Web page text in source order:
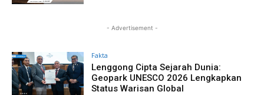
- Advertisement -
Fakta
Lenggong Cipta Sejarah Dunia:
Geopark UNESCO 2026 Lengkapkan
Status Warisan Global